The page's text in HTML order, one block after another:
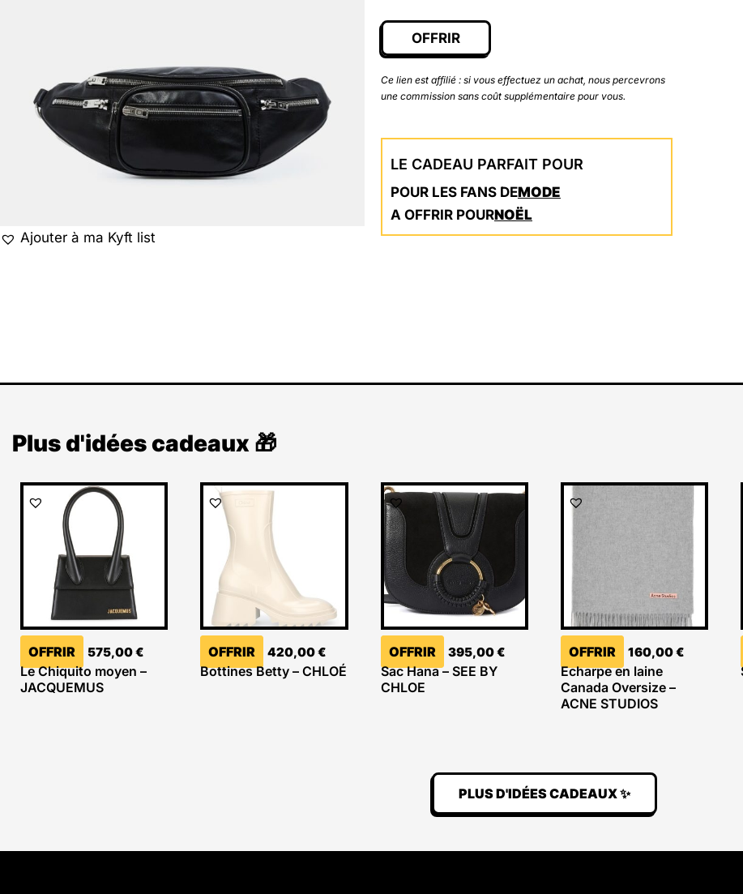
Ajouter à ma Kyft list
OFFRIR
Ce lien est affilié : si vous effectuez un achat, nous percevrons
une commission sans coût supplémentaire pour vous.
LE CADEAU PARFAIT POUR
POUR LES FANS DEMODE
A OFFRIR POURNOËL
Plus d'idées cadeaux 🎁
OFFRIR 575,00€
Le Chiquito moyen –
JACQUEMUS
OFFRIR 420,00€
Bottines Betty – CHLOÉ
OFFRIR 395,00€
Sac Hana – SEE BY
CHLOE
OFFRIR 160,00€
Echarpe en laine
Canada Oversize –
ACNE STUDIOS
PLUS D'IDÉES CADEAUX ✨